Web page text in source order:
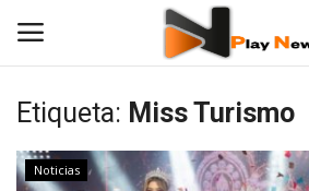
TV en Vivo
Etiqueta: Miss Turismo
Noticias